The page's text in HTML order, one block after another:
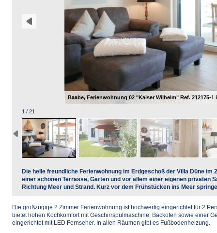
Baabe, Ferienwohnung 02 "Kaiser Wilhelm" Ref. 212175-
1 / 21
Die helle freundliche Ferienwohnung im Erdgeschoß der Villa Düne
einer schönen Terrasse, Garten und vor allem einer eigenen privaten
Richtung Meer und Strand. Kurz vor dem Frühstücken ins Meer
Die großzügige 2 Zimmer Ferienwohnung ist hochwertig eingerichtet für 2
bietet hohen Kochkomfort mit Geschirrspülmaschine, Backofen sowie einer
eingerichtet mit LED Fernseher. In allen Räumen gibt es Fußbodenheizung.